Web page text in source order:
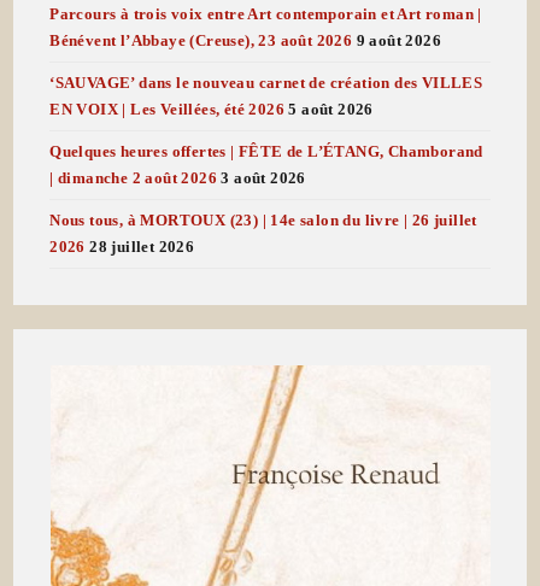
Parcours à trois voix entre Art contemporain et Art roman |
Bénévent l’Abbaye (Creuse), 23 août 2026 9 août 2026
‘SAUVAGE’ dans le nouveau carnet de création des VILLES
EN VOIX | Les Veillées, été 2026 5 août 2026
Quelques heures offertes | FÊTE de L’ÉTANG, Chamborand
| dimanche 2 août 2026 3 août 2026
Nous tous, à MORTOUX (23) | 14e salon du livre | 26 juillet
2026 28 juillet 2026